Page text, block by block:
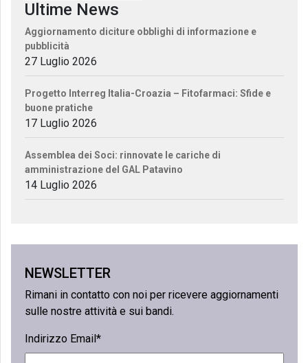
Ultime News
Aggiornamento diciture obblighi di informazione e
pubblicità
27 Luglio 2026
Progetto Interreg Italia-Croazia – Fitofarmaci: Sfide e
buone pratiche
17 Luglio 2026
Assemblea dei Soci: rinnovate le cariche di
amministrazione del GAL Patavino
14 Luglio 2026
NEWSLETTER
Rimani in contatto con noi per ricevere aggiornamenti
sulle nostre attività e sui bandi.
Indirizzo Email*